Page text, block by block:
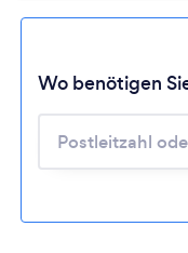
Wo benötigen